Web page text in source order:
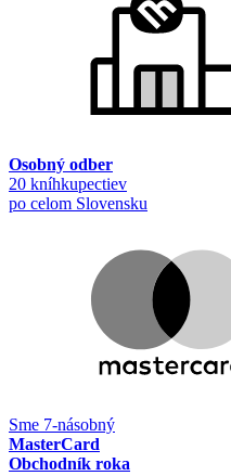
Osobný odber
20 kníhkupectiev
po celom Slovensku
Sme 7-násobný
MasterCard
Obchodník roka